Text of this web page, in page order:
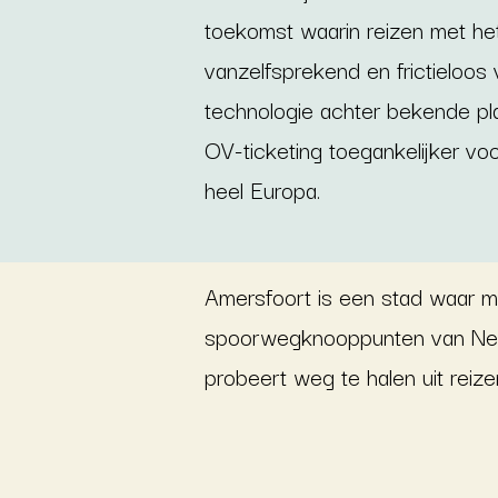
toekomst waarin reizen met
vanzelfsprekend en frictieloos
technologie achter bekende
OV-ticketing toegankelijker
heel Europa.
Amersfoort is een stad waar
spoorwegknooppunten van
probeert weg te halen uit